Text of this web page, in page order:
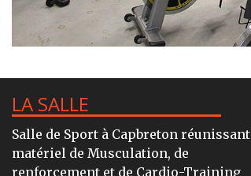
LA SALLE
Salle de Sport à Capbreton réunissant
matériel de Musculation, de
renforcement et de Cardio-Training